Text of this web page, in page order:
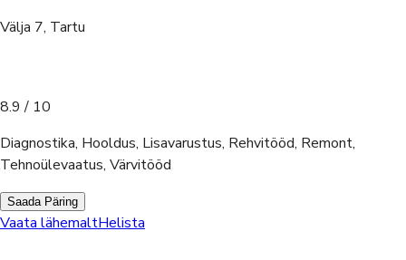
Välja 7, Tartu
8.9 / 10
Diagnostika, Hooldus, Lisavarustus, Rehvitööd, Remont,
Tehnoülevaatus, Värvitööd
Saada Päring
Vaata lähemaltHelista